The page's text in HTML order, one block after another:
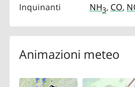
Inquinanti
NH3, CO,
Animazioni meteo